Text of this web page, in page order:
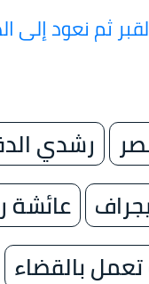
ثم نعود إلى
رشدي
عائشة
بالقضاء